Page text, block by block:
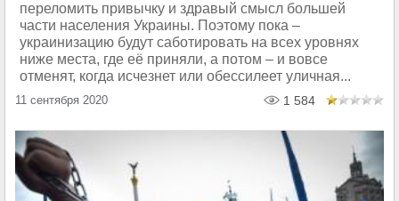
переломить привычку и здравый смысл большей
части населения Украины. Поэтому пока –
украинизацию будут саботировать на всех уровнях
ниже места, где её приняли, а потом – и вовсе
отменят, когда исчезнет или обессилеет уличная...
11 сентября 2020 1 584